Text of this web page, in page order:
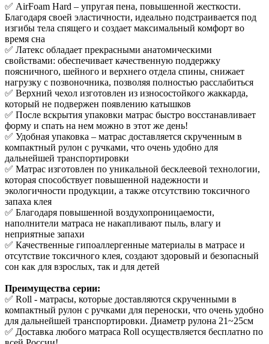
✅ AirFoam Hard – упругая пена, повышенной жесткости.
Благодаря своей эластичности, идеально подстраивается под
изгибы тела спящего и создает максимальный комфорт во
время сна
✅ Латекс обладает прекрасными анатомическими
свойствами: обеспечивает качественную поддержку
поясничного, шейного и верхнего отдела спины, снижает
нагрузку с позвоночника, позволяя полностью расслабиться
✅ Верхний чехол изготовлен из износостойкого жаккарда,
который не подвержен появлению катышков
✅ После вскрытия упаковки матрас быстро восстанавливает
форму и спать на нем можно в этот же день!
✅ Удобная упаковка – матрас доставляется скрученным в
компактный рулон с ручками, что очень удобно для
дальнейшей транспортировки
✅ Матрас изготовлен по уникальной бесклеевой технологии,
которая способствует повышенной надежности и
экологичности продукции, а также отсутствию токсичного
запаха клея
✅ Благодаря повышенной воздухопроницаемости,
наполнители матраса не накапливают пыль, влагу и
неприятные запахи
✅ Качественные гипоаллергенные материалы в матрасе и
отсутствие токсичного клея, создают здоровый и безопасный
сон как для взрослых, так и для детей
Преимущества серии:
✅ Roll - матрасы, которые доставляются скрученными в
компактный рулон с ручками для переноски, что очень удобно
для дальнейшей транспортировки. Диаметр рулона 21~25см
✅ Доставка любого матраса Roll осуществляется бесплатно по